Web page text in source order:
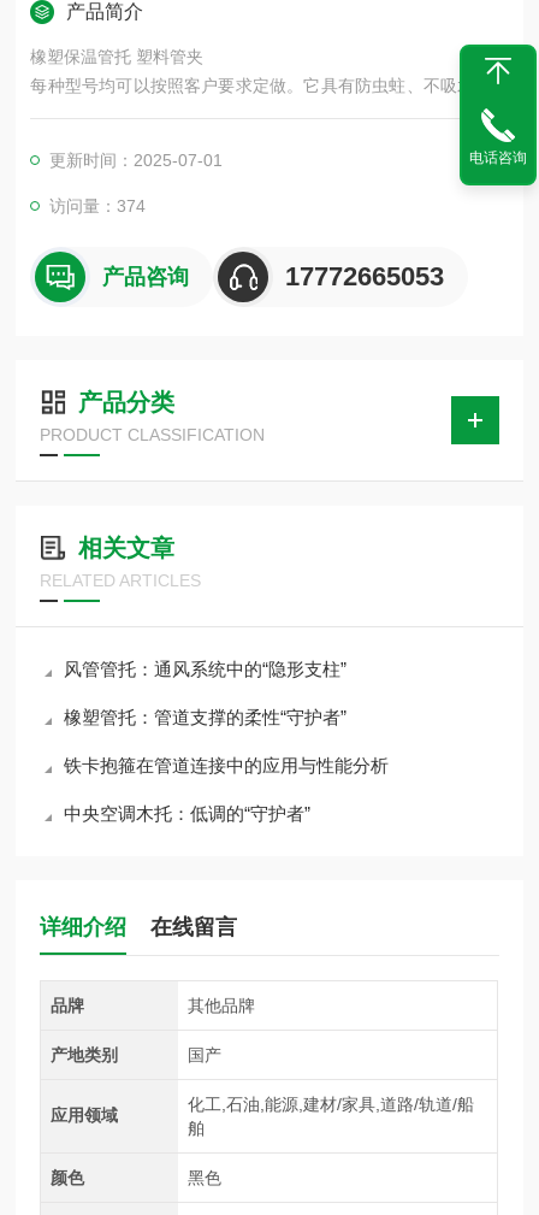
产品简介
橡塑保温管托 塑料管夹
每种型号均可以按照客户要求定做。它具有防虫蛀、不吸水、防
震、隔热、保温等特点。该产品安装方便，有防水保温性强，所
以对于低温输送管道用特殊材料进行保冷，另外管道的支撑管托
也要用红松木保冷管托。这样低温管道在输送过程中冷量就不会
损失太多。本产品主要原料主要是以红松木、杨木、柳木、橡塑
不吸水、防震、隔热、保温等特点。
更新时间：2025-07-01
访问量：374
产品咨询 17772665053
产品分类
PRODUCT CLASSIFICATION
相关文章
RELATED ARTICLES
风管管托：通风系统中的“隐形支柱”
橡塑管托：管道支撑的柔性“守护者”
铁卡抱箍在管道连接中的应用与性能分析
中央空调木托：低调的“守护者”
详细介绍 在线留言
品牌 其他品牌
产地类别 国产
应用领域
化工,石油,能源,建材/家具,道路/轨道/船
舶
颜色 黑色
电话咨询